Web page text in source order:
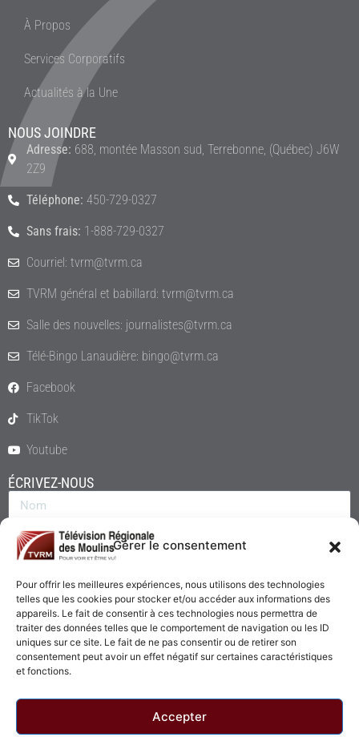
Gérer le consentement
Pour offrir les meilleures expériences, nous utilisons des technologies
telles que les cookies pour stocker et/ou accéder aux informations des
appareils. Le fait de consentir à ces technologies nous permettra de
traiter des données telles que le comportement de navigation ou les ID
uniques sur ce site. Le fait de ne pas consentir ou de retirer son
consentement peut avoir un effet négatif sur certaines caractéristiques
et fonctions.
Accepter
À Propos
Services Corporatifs
Actualités à la Une
NOUS JOINDRE
Adresse: 688, montée Masson sud, Terrebonne, (Québec) J6W
2Z9
Téléphone: 450-729-0327
Sans frais: 1-888-729-0327
Courriel: tvrm@tvrm.ca
TVRM général et babillard: tvrm@tvrm.ca
Salle des nouvelles: journalistes@tvrm.ca
Télé-Bingo Lanaudière: bingo@tvrm.ca
Facebook
TikTok
Youtube
ÉCRIVEZ-NOUS